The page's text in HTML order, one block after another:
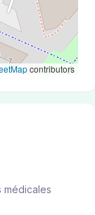
contributors
médicales